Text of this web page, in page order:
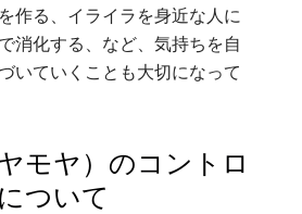
作る、イライラを身近な人に
消化する、など、気持ちを自
いていくことも大切になって
モヤ）のコントロ
ついて